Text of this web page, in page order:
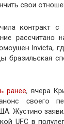
свои
контракт
Invicta,
бразильская
ранее, вчера
своего
Жустино
UFC в